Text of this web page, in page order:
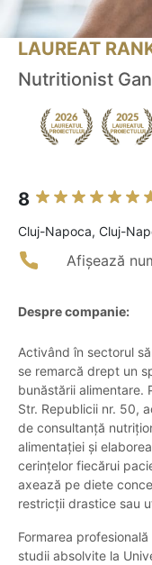
LAUREAT
Nutritionist
8
Cluj-Napoca, Cluj-
Afișează
Despre companie:
Activând în sectorul
se remarcă drept un
bunăstării alimentare.
Str. Republicii nr. 50,
de consultanță
alimentației și
cerințelor fiecărui
axează pe diete
restricții drastice sau
Formarea
studii absolvite la